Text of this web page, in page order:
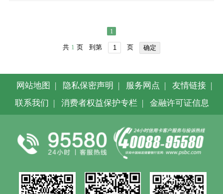
1
共 1 页 到第 页 确定
网站地图 | 隐私保密声明 | 服务网点 | 友情链接 |
联系我们 | 消费者权益保护专栏 | 金融许可证信息